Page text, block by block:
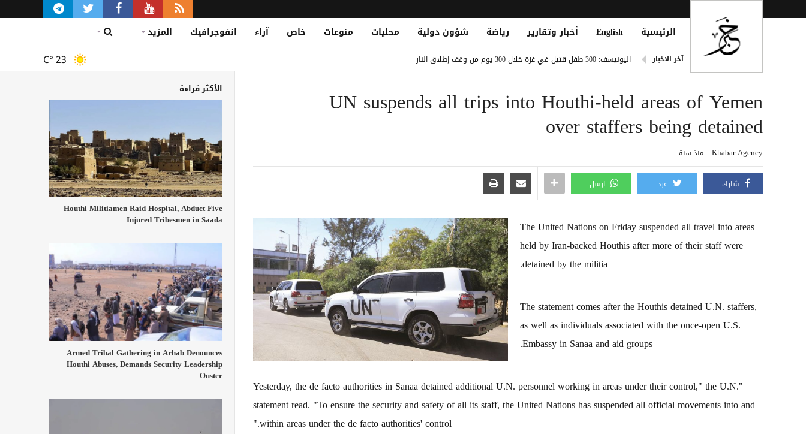
الرئيسية English أخبار وتقارير رياضة شؤون دولية محليات منوعات خاص آراء انفوجرافيك المزيد
آخر الاخبار
اليونيسف: 300 طفل قتيل في غزة خلال 300 يوم من وقف إطلاق النار
Yemeni National Fatally Stabbed in Somali Mosque During Friday Prayers
صلاح ضمن الأغنى عالمياً.. ورونالدو يتصدر القائمة بفارق كبير
C° 23
UN suspends all trips into Houthi-held areas of Yemen
over staffers being detained
Khabar Agency منذ سنة
شارك غرد ارسل
The United Nations on Friday suspended all travel into areas
held by Iran-backed Houthis after more of their staff were
detained by the militia.
The statement comes after the Houthis detained U.N. staffers,
as well as individuals associated with the once-open U.S.
Embassy in Sanaa and aid groups.
"Yesterday, the de facto authorities in Sanaa detained additional U.N. personnel working in areas under their control," the U.N.
statement read. "To ensure the security and safety of all its staff, the United Nations has suspended all official movements into and
within areas under the de facto authorities' control."
الأكثر قراءة
Houthi Militiamen Raid Hospital, Abduct Five
Injured Tribesmen in Saada
Armed Tribal Gathering in Arhab Denounces
Houthi Abuses, Demands Security Leadership
Ouster